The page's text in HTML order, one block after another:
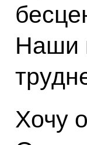
Наши
Хочу